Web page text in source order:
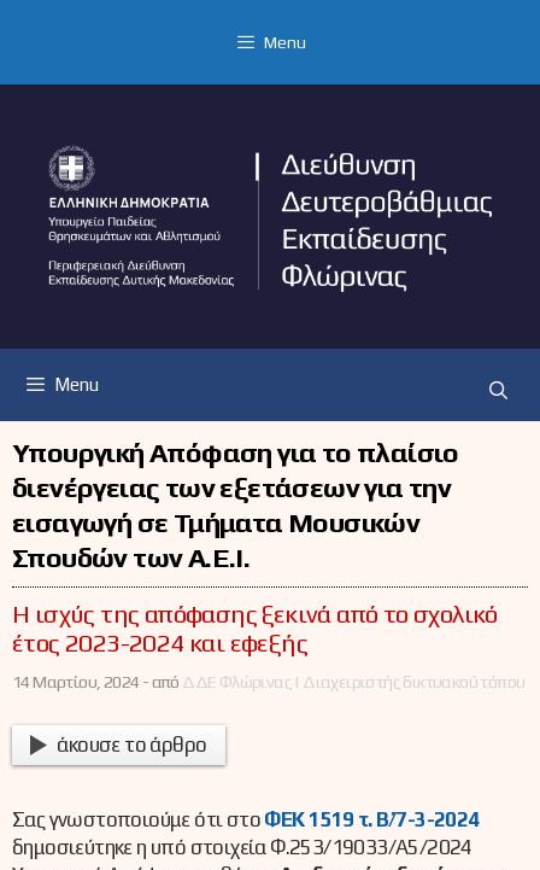
Menu
Menu
Υπουργική Απόφαση για το πλαίσιο
διενέργειας των εξετάσεων για την
εισαγωγή σε Τμήματα Μουσικών
Σπουδών των Α.Ε.Ι.
Η ισχύς της απόφασης ξεκινά από το σχολικό
έτος 2023-2024 και εφεξής
14 Μαρτίου, 2024 -από ΔΔΕ Φλώρινας | Διαχειριστής δικτυακού τόπου
άκουσε το άρθρο
Σας γνωστοποιούμε ότι στο ΦΕΚ 1519 τ. Β΄/7-3-2024
δημοσιεύτηκε η υπό στοιχεία Φ.253/19033/Α5/2024